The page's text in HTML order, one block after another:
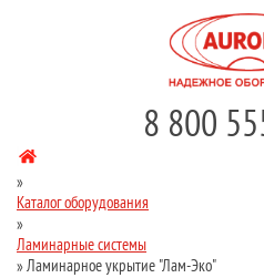
8 800
»
Каталог оборудования
»
Ламинарные системы
»Ламинарное укрытие "Лам-Эко"